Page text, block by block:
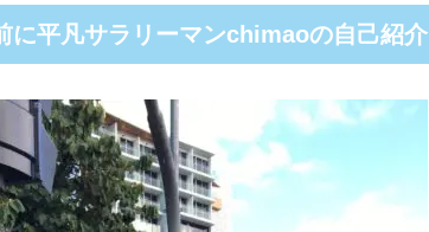
に平凡サラリーマンchimaoの自己紹介